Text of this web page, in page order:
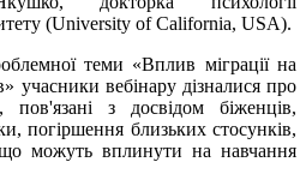
(University of California, USA).
теми «Вплив міграції на
учасники вебінару дізналися про
пов'язані з досвідом біженців,
погіршення близьких стосунків,
можуть вплинути на навчання